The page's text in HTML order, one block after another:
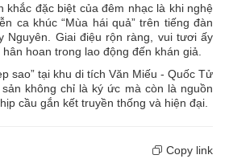
khắc đặc biệt của đêm nhạc là khi nghệ
ca khúc “Mùa hái quả” trên tiếng đàn
Nguyên. Giai điệu rộn ràng, vui tươi ấy
hoan trong lao động đến khán giả.
sao” tại khu di tích Văn Miếu - Quốc Tử
không chỉ là ký ức mà còn là nguồn
cầu gắn kết truyền thống và hiện đại.
Copy link